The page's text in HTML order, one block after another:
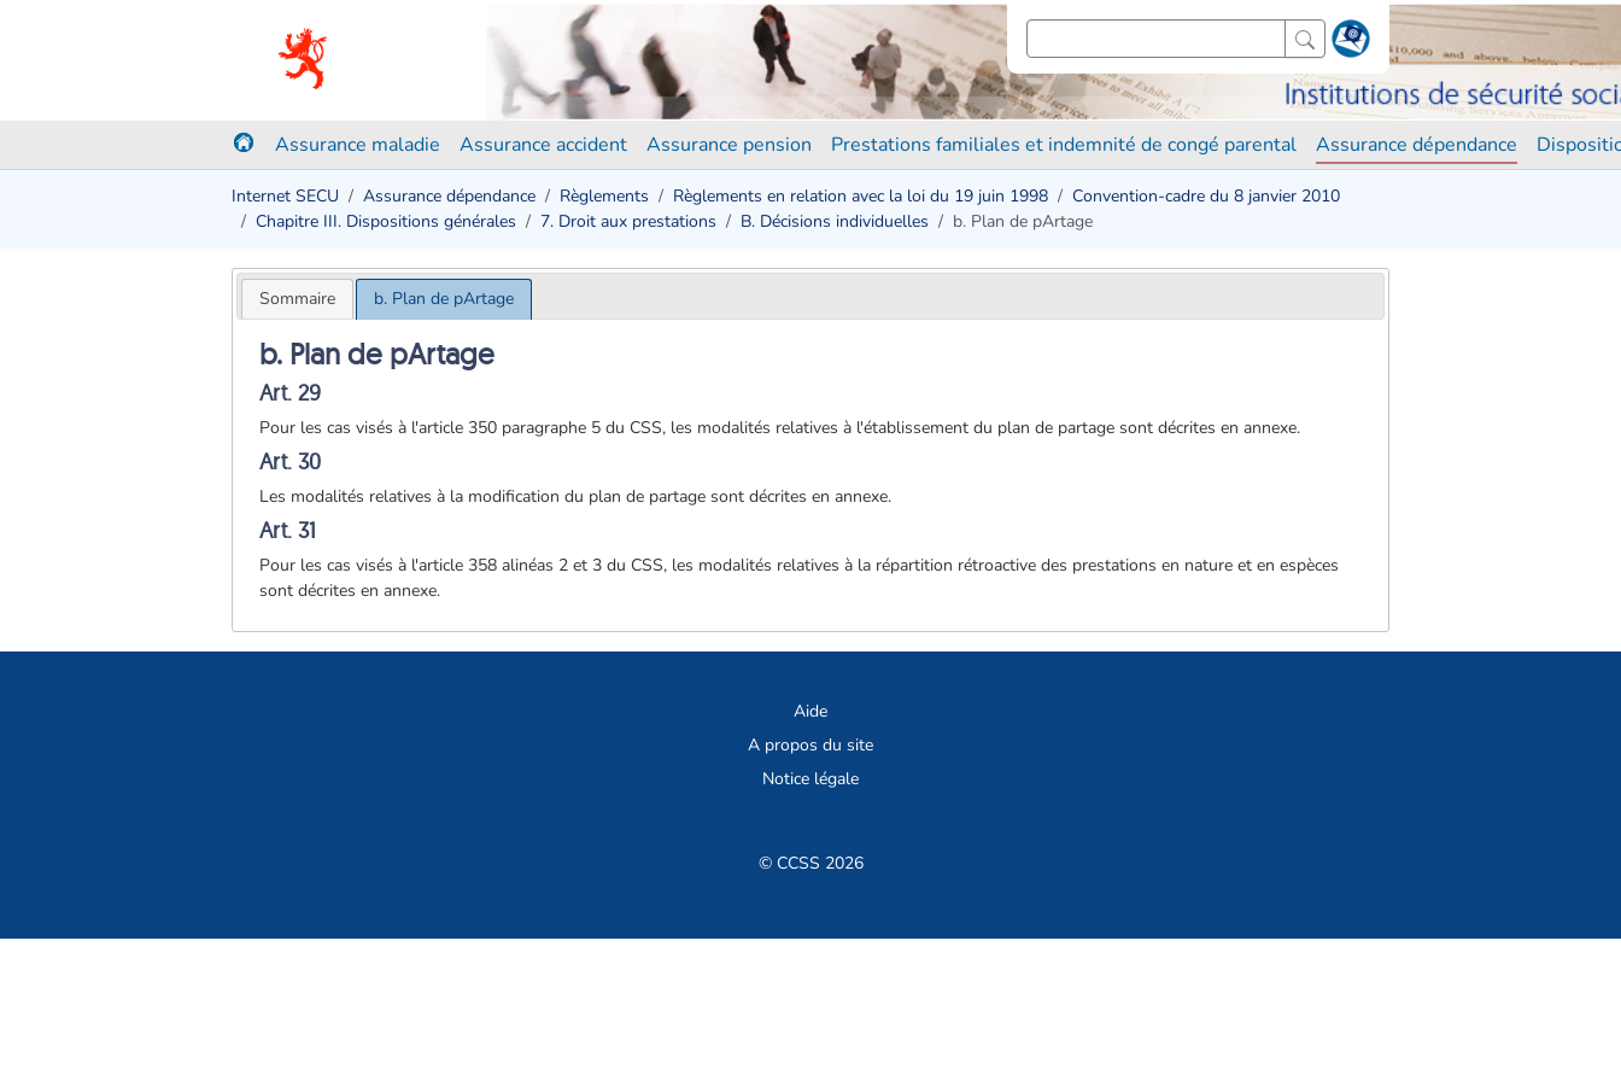
Assurance maladie Assurance accident Assurance pension Prestations familiales et indemnité de congé parental Assurance dépendance
Internet SECU Assurance dépendance Règlements Règlements en relation avec la loi du 19 juin 1998
Convention-cadre du 8 janvier 2010
Chapitre III. Dispositions générales
7. Droit aux prestations B. Décisions individuelles b. Plan de pArtage
Sommaire b. Plan de pArtage
b. Plan de pArtage
Art. 29
Pour les cas visés à l'article 350 paragraphe 5 du CSS, les modalités relatives à l'établissement du plan de partage sont décrites en annexe.
Art. 30
Les modalités relatives à la modification du plan de partage sont décrites en annexe.
Art. 31
Pour les cas visés à l'article 358 alinéas 2 et 3 du CSS, les modalités relatives à la répartition rétroactive des prestations en nature et en espèces
sont décrites en annexe.
Aide
A propos du site
Notice légale
© CCSS 2026